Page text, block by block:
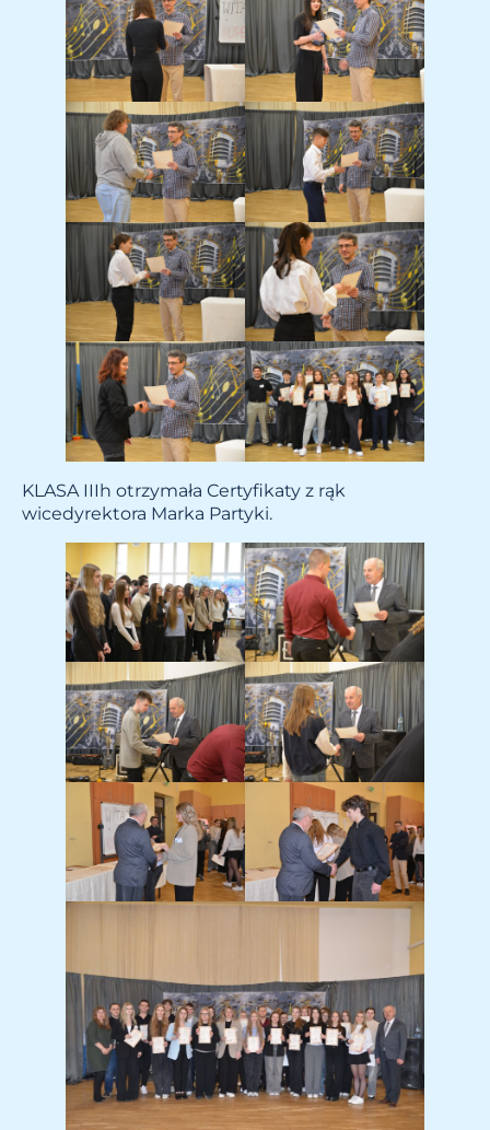
KLASA IIIh otrzymała Certyfikaty z rąk
wicedyrektora Marka Partyki.